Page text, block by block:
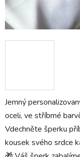
Jemný
oceli, ve stříbrné
Vdechněte šperku
kousek svého srdce